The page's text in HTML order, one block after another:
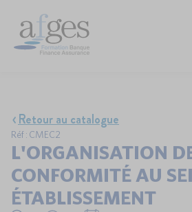
Retour au catalogue
Réf : CMEC2
L'ORGANISATION
CONFORMITÉ AU
ÉTABLISSEMENT